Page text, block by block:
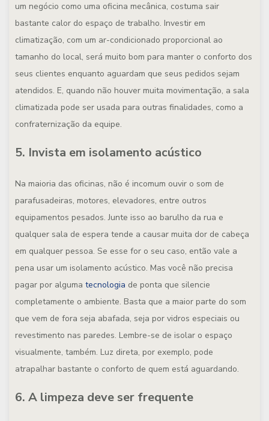
um negócio como uma oficina mecânica, costuma sair
bastante calor do espaço de trabalho. Investir em
climatização, com um ar-condicionado proporcional ao
tamanho do local, será muito bom para manter o conforto dos
seus clientes enquanto aguardam que seus pedidos sejam
atendidos. E, quando não houver muita movimentação, a sala
climatizada pode ser usada para outras finalidades, como a
confraternização da equipe.
5. Invista em isolamento acústico
Na maioria das oficinas, não é incomum ouvir o som de
parafusadeiras, motores, elevadores, entre outros
equipamentos pesados. Junte isso ao barulho da rua e
qualquer sala de espera tende a causar muita dor de cabeça
em qualquer pessoa. Se esse for o seu caso, então vale a
pena usar um isolamento acústico. Mas você não precisa
pagar por alguma tecnologia de ponta que silencie
completamente o ambiente. Basta que a maior parte do som
que vem de fora seja abafada, seja por vidros especiais ou
revestimento nas paredes. Lembre-se de isolar o espaço
visualmente, também. Luz direta, por exemplo, pode
atrapalhar bastante o conforto de quem está aguardando.
6. A limpeza deve ser frequente